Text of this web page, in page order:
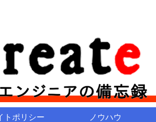
トポリシー ノウハウ